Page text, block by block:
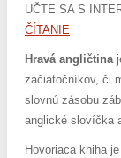
UČTE SA S
ČÍTANIE
Hravá angličtina
začiatočníkov, či
slovnú zásobu
anglické slovíčka
Hovoriaca kniha